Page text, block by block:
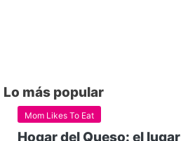
Lo más popular
Mom Likes To Eat
Hogar del Queso: el lugar